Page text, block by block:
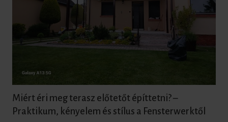
Miért éri meg terasz előtetőt építtetni? –
Praktikum, kényelem és stílus a Fensterwerktől